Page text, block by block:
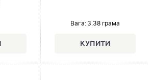
Вага: 3.38 грама